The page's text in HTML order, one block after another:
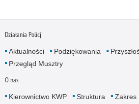
Działania Policji
Aktualności Podziękowania
Przegląd Musztry
O nas
Kierownictwo KWP Struktura Zakres